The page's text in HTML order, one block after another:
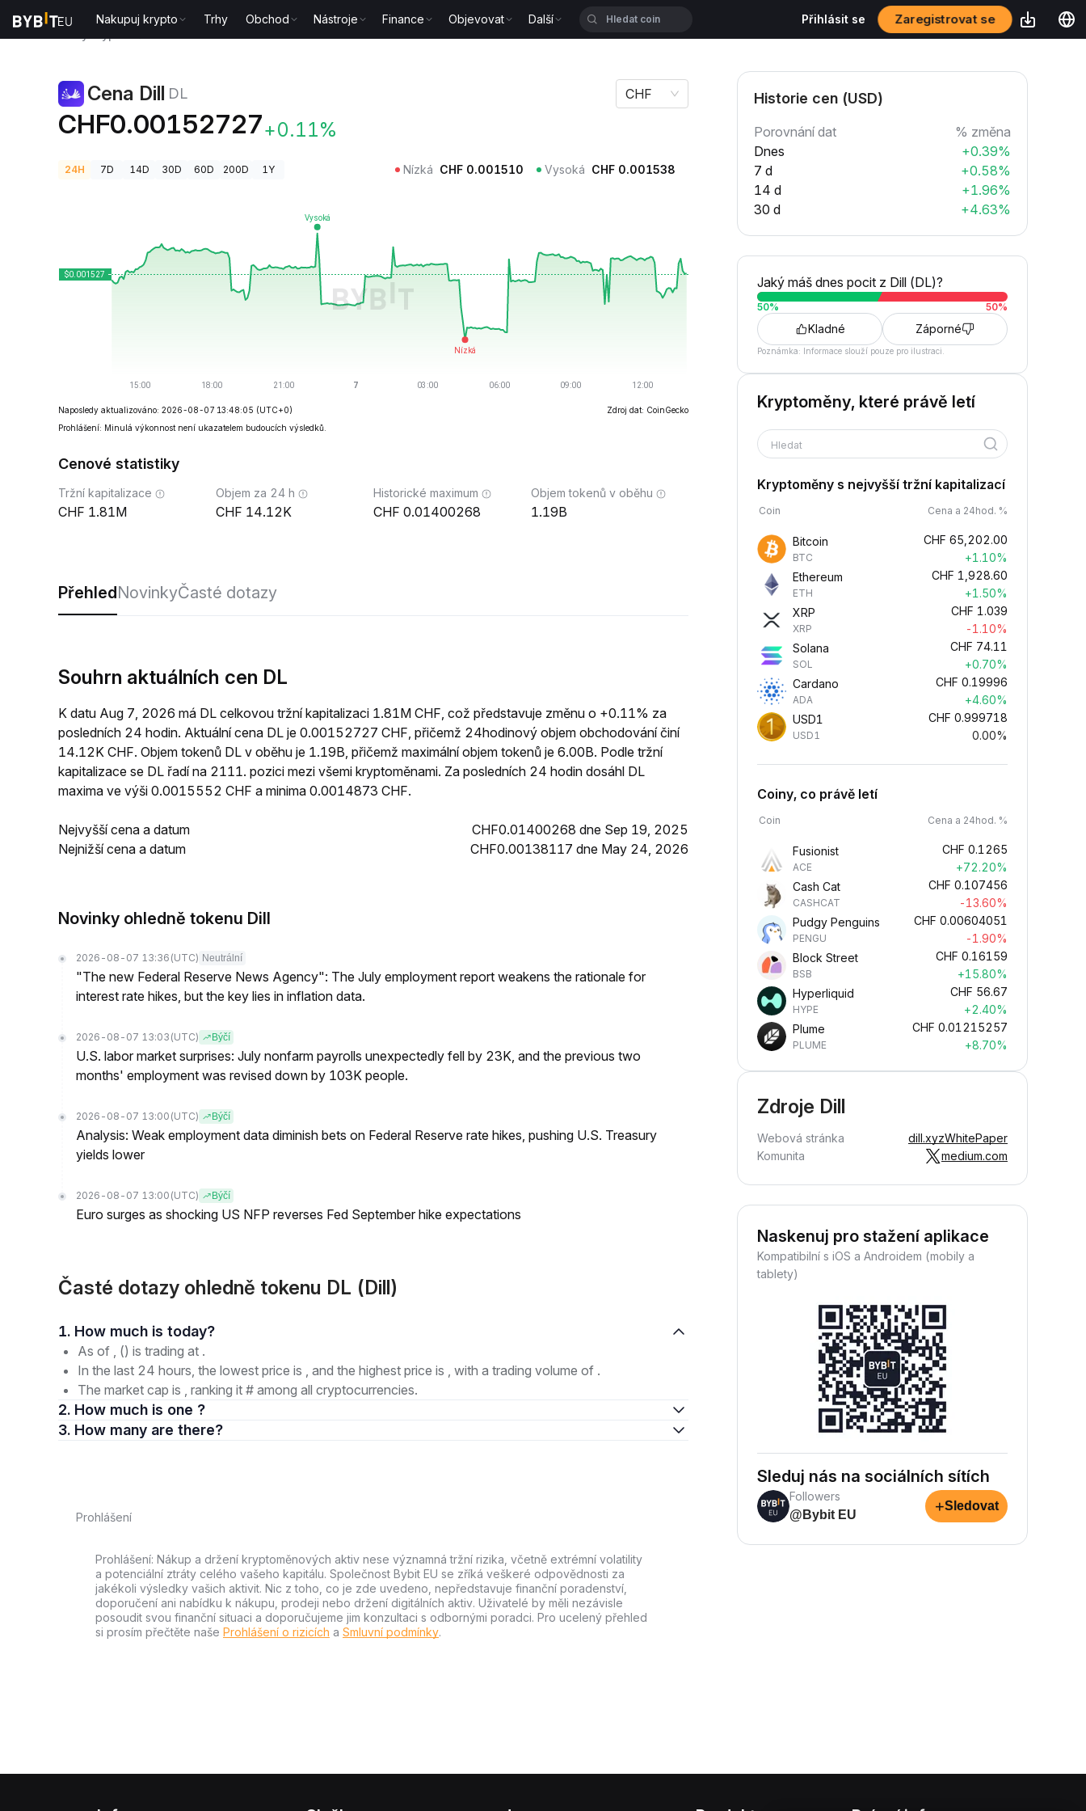
Nakupuj krypto Trhy Obchod Nástroje Finance Objevovat Další Přihlásit se Zaregistrovat se
Cena Dill DL
CHF0.00152727+0.11%
CHF
24H 7D 14D 30D 60D 200D 1Y Nízká CHF 0.001510 Vysoká CHF 0.001538
Naposledy aktualizováno: 2026-08-07 13:48:05 (UTC+0)
Zdroj dat: CoinGecko
Prohlášení: Minulá výkonnost není ukazatelem budoucích výsledků.
Cenové statistiky
Tržní kapitalizace
1.81M
Objem za 24 h
14.12K
Historické maximum
0.01400268
Objem tokenů v oběhu
1.19B
PřehledNovinkyČasté dotazy
Souhrn aktuálních cen DL
K datu Aug 7, 2026 má DL celkovou tržní kapitalizaci 1.81M CHF, což představuje změnu o +0.11% za
posledních 24 hodin. Aktuální cena DL je 0.00152727 CHF, přičemž 24hodinový objem obchodování činí
14.12K CHF. Objem tokenů DL v oběhu je 1.19B, přičemž maximální objem tokenů je 6.00B. Podle tržní
kapitalizace se DL řadí na 2111. pozici mezi všemi kryptoměnami. Za posledních 24 hodin dosáhl DL
maxima ve výši 0.0015552 CHF a minima 0.0014873 CHF.
Nejvyšší cena a datum
CHF0.01400268 dne Sep 19, 2025
Nejnižší cena a datum
CHF0.00138117 dne May 24, 2026
Novinky ohledně tokenu Dill
2026-08-07 13:36 (UTC) Neutrální
"The new Federal Reserve News Agency": The July employment report weakens the rationale for
interest rate hikes, but the key lies in inflation data.
2026-08-07 13:03 (UTC) Býčí
U.S. labor market surprises: July nonfarm payrolls unexpectedly fell by 23K, and the previous two
months' employment was revised down by 103K people.
2026-08-07 13:00 (UTC) Býčí
Analysis: Weak employment data diminish bets on Federal Reserve rate hikes, pushing U.S. Treasury
yields lower
2026-08-07 13:00 (UTC) Býčí
Euro surges as shocking US NFP reverses Fed September hike expectations
Časté dotazy ohledně tokenu DL (Dill)
1. How much is today?
As of , () is trading at .
In the last 24 hours, the lowest price is , and the highest price is , with a trading volume of .
The market cap is , ranking it # among all cryptocurrencies.
2. How much is one ?
3. How many are there?
Prohlášení
Prohlášení: Nákup a držení kryptoměnových aktiv nese významná tržní rizika, včetně extrémní volatility
a potenciální ztráty celého vašeho kapitálu. Společnost Bybit EU se zříká veškeré odpovědnosti za
jakékoli výsledky vašich aktivit. Nic z toho, co je zde uvedeno, nepředstavuje finanční poradenství,
doporučení ani nabídku k nákupu, prodeji nebo držení digitálních aktiv. Uživatelé by měli nezávisle
posoudit svou finanční situaci a doporučujeme jim konzultaci s odbornými poradci. Pro ucelený přehled
si prosím přečtěte naše Prohlášení o rizicích a Smluvní podmínky.
Historie cen (USD)
Porovnání dat
% změna
Dnes
+0.39%
7 d
+0.58%
14 d
+1.96%
30 d
+4.63%
Jaký máš dnes pocit z Dill (DL)?
50% 50%
Kladné Záporné
Poznámka: Informace slouží pouze pro ilustraci.
Kryptoměny, které právě letí
Hledat
Kryptoměny s nejvyšší tržní kapitalizací
Coin Cena a 24hod. %
Bitcoin
BTC
CHF 65,202.00
+1.10%
Ethereum
ETH
CHF 1,928.60
+1.50%
XRP
XRP
CHF 1.039
-1.10%
Solana
SOL
CHF 74.11
+0.70%
Cardano
ADA
CHF 0.19996
+4.60%
USD1
USD1
CHF 0.999718
0.00%
Coiny, co právě letí
Coin Cena a 24hod. %
Fusionist
ACE
CHF 0.1265
+72.20%
Cash Cat
CASHCAT
CHF 0.107456
-13.60%
Pudgy Penguins
PENGU
CHF 0.00604051
-1.90%
Block Street
BSB
CHF 0.16159
+15.80%
Hyperliquid
HYPE
CHF 56.67
+2.40%
Plume
PLUME
CHF 0.01215257
+8.70%
Zdroje Dill
Webová stránka dill.xyzWhitePaper
Komunita
medium.com
Naskenuj pro stažení aplikace
Kompatibilní s iOS a Androidem (mobily a
tablety)
Sleduj nás na sociálních sítích
Followers
@Bybit EU
+Sledovat